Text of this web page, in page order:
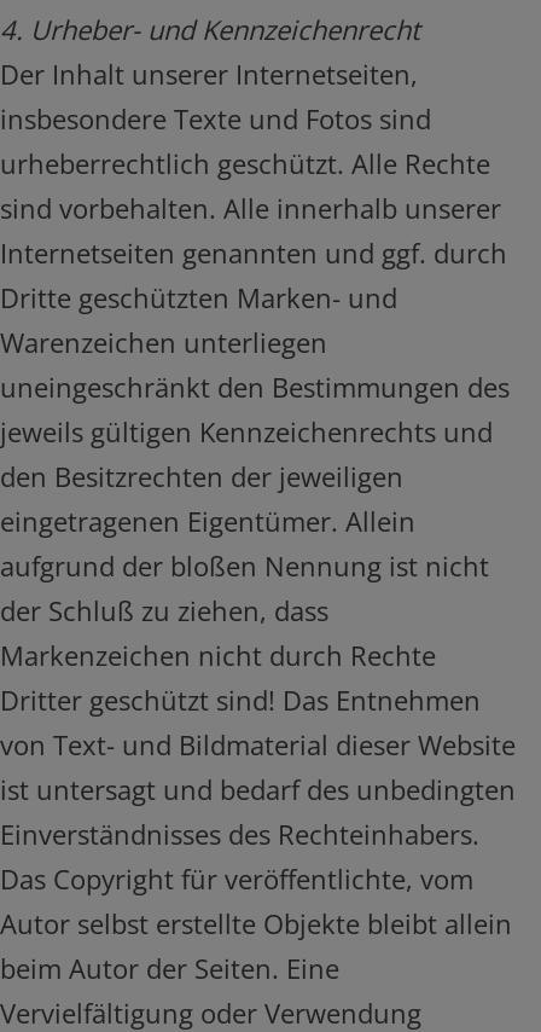
4. Urheber- und Kennzeichenrecht
Der Inhalt unserer Internetseiten,
insbesondere Texte und Fotos sind
urheberrechtlich geschützt. Alle Rechte
sind vorbehalten. Alle innerhalb unserer
Internetseiten genannten und ggf. durch
Dritte geschützten Marken- und
Warenzeichen unterliegen
uneingeschränkt den Bestimmungen des
jeweils gültigen Kennzeichenrechts und
den Besitzrechten der jeweiligen
eingetragenen Eigentümer. Allein
aufgrund der bloßen Nennung ist nicht
der Schluß zu ziehen, dass
Markenzeichen nicht durch Rechte
Dritter geschützt sind! Das Entnehmen
von Text- und Bildmaterial dieser Website
ist untersagt und bedarf des unbedingten
Einverständnisses des Rechteinhabers.
Das Copyright für veröffentlichte, vom
Autor selbst erstellte Objekte bleibt allein
beim Autor der Seiten. Eine
Vervielfältigung oder Verwendung